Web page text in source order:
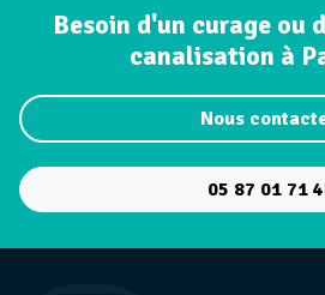
Besoin d'un curage ou
canalisation à
Nous
05 87 01 71